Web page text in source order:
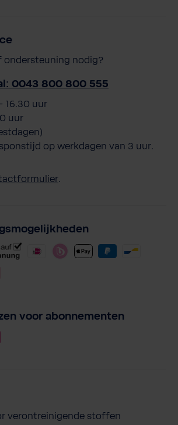
ondersteuning nodig?
0043 800 800 555
16.30 uur
uur
op werkdagen van 3 uur.
.
voor abonnementen
verontreinigende stoffen